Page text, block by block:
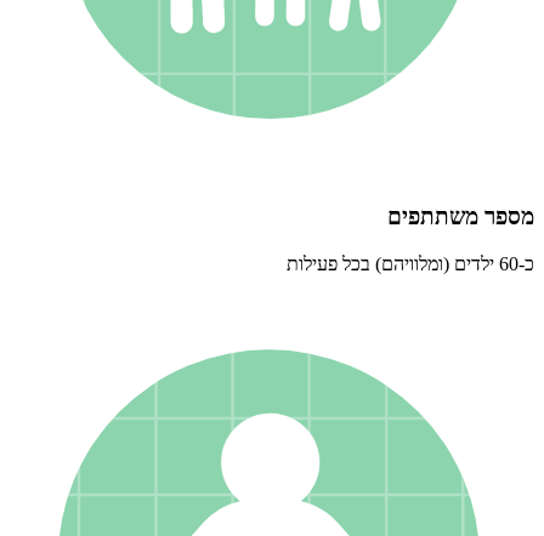
מספר משתתפים
כ-60 ילדים (ומלוויהם) בכל פעילות